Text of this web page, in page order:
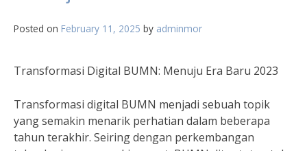
Posted on February 11, 2025 by adminmor
Transformasi Digital BUMN: Menuju Era Baru 2023
Transformasi digital BUMN menjadi sebuah topik
yang semakin menarik perhatian dalam beberapa
tahun terakhir. Seiring dengan perkembangan